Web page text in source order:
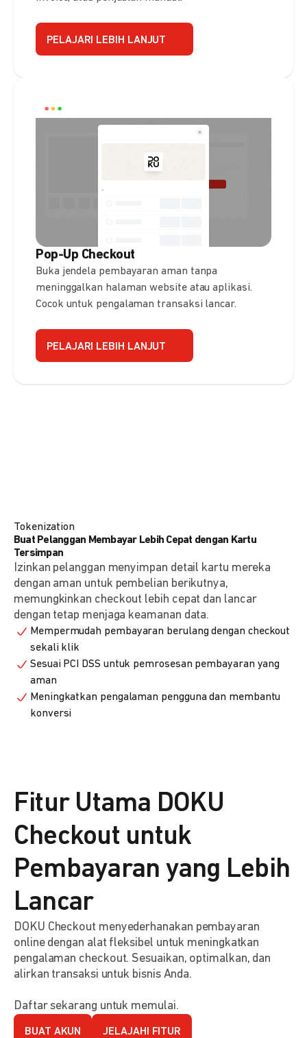
PELAJARI LEBIH LANJUT
Pop-Up Checkout
Buka jendela pembayaran aman tanpa
meninggalkan halaman website atau aplikasi.
Cocok untuk pengalaman transaksi lancar.
PELAJARI LEBIH LANJUT
Tokenization
Buat Pelanggan Membayar Lebih Cepat dengan Kartu
Tersimpan
Izinkan pelanggan menyimpan detail kartu mereka
dengan aman untuk pembelian berikutnya,
memungkinkan checkout lebih cepat dan lancar
dengan tetap menjaga keamanan data.
Mempermudah pembayaran berulang dengan checkout
sekali klik
Sesuai PCI DSS untuk pemrosesan pembayaran yang
aman
Meningkatkan pengalaman pengguna dan membantu
konversi
Fitur Utama DOKU
Checkout untuk
Pembayaran yang Lebih
Lancar
DOKU Checkout menyederhanakan pembayaran
online dengan alat fleksibel untuk meningkatkan
pengalaman checkout. Sesuaikan, optimalkan, dan
alirkan transaksi untuk bisnis Anda.
Daftar sekarang untuk memulai.
BUAT AKUN JELAJAHI FITUR